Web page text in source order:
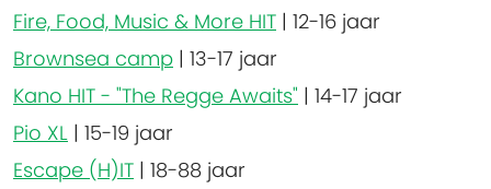
Fire, Food, Music & More HIT | 12-16 jaar
Brownsea camp | 13-17 jaar
Kano HIT - "The Regge Awaits" | 14-17 jaar
Pio XL | 15-19 jaar
Escape (H)IT | 18-88 jaar